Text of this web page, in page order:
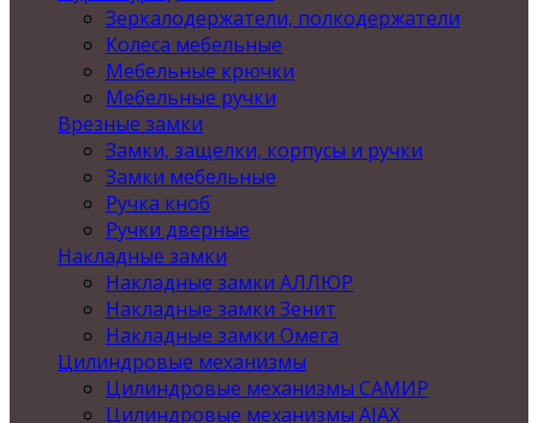
Зеркалодержатели, полкодержатели
Колеса мебельные
Мебельные крючки
Мебельные ручки
Врезные замки
Замки, защелки, корпусы и ручки
Замки мебельные
Ручка кноб
Ручки дверные
Накладные замки
Накладные замки АЛЛЮР
Накладные замки Зенит
Накладные замки Омега
Цилиндровые механизмы
Цилиндровые механизмы САМИР
Цилиндровые механизмы AJAX